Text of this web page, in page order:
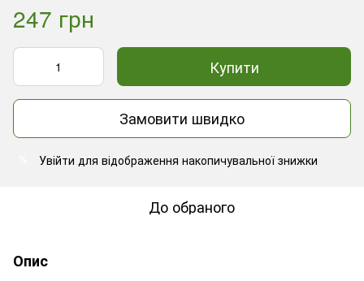
247 грн
Купити
Замовити швидко
Увійти для відображення накопичувальної знижки
До обраного
Опис